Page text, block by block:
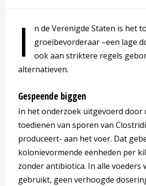
I
n de Verenigde Staten is het
groeibevorderaar –een lage
ook aan striktere regels
alternatieven.
Gespeende biggen
In het onderzoek uitgevoerd
toedienen van sporen van
produceert- aan het voer. Dat
kolonievormende eenheden per
zonder antibiotica. In alle
gebruikt, geen verhoogde